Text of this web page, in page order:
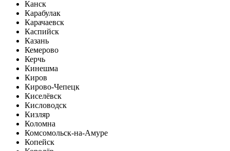
Канск
Карабулак
Карачаевск
Каспийск
Казань
Кемерово
Керчь
Кинешма
Киров
Кирово-Чепецк
Киселёвск
Кисловодск
Кизляр
Коломна
Комсомольск-на-Амуре
Копейск